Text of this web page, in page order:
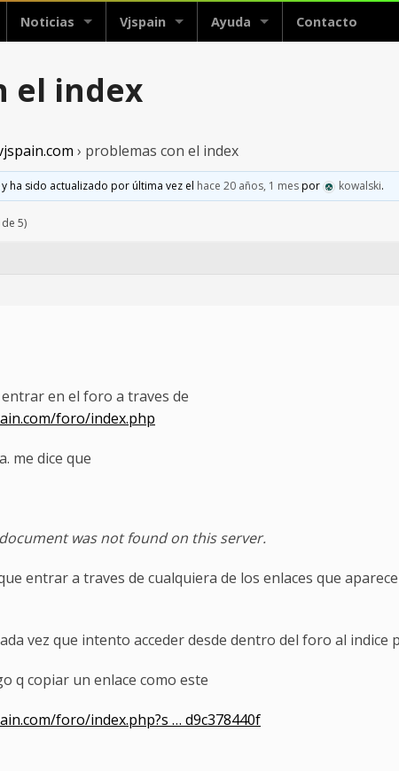
Noticias Vjspain Ayuda Contacto
el index
› problemas con el index
ha sido actualizado por última vez el hace 20 años, 1 mespor kowalski.
5)
en el foro a traves de
foro/index.php
me dice que
was not found on this server.
entrar a traves de cualquiera de los enlaces que
vez que intento acceder desde dentro del foro al
q copiar un enlace como este
foro/index.php?s … d9c378440f